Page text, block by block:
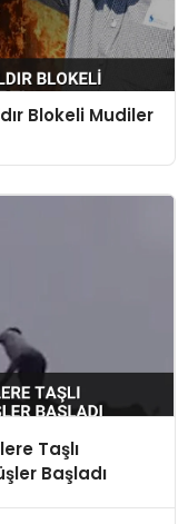
Blokeli Mudiler
Taşlı
Başladı